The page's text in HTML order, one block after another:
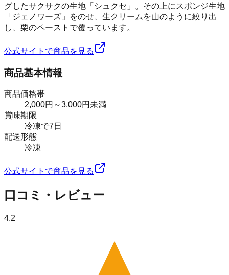
グしたサクサクの生地「シュクセ」。その上にスポンジ生地
「ジェノワーズ」をのせ、生クリームを山のように絞り出
し、栗のペーストで覆っています。
公式サイトで商品を見る
商品基本情報
商品価格帯
2,000円～3,000円未満
賞味期限
冷凍で7日
配送形態
冷凍
公式サイトで商品を見る
口コミ・レビュー
4.2